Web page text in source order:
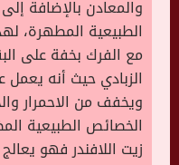
والمعادن بالإضافة
الطبيعية المطهرة،
مع الفرك بخفة على
الزبادي حيث أنه
ويخفف من الاحمرار
الخصائص الطبيعية
زيت اللافندر فهو